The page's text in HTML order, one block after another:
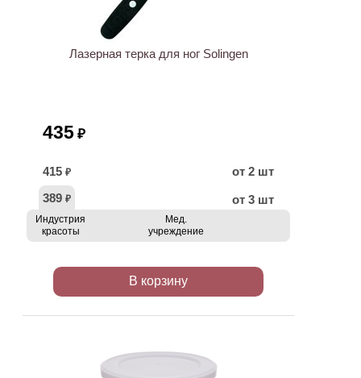
Лазерная терка для ног Solingen
435 ₽
415 ₽
от 2 шт
389 ₽ от 3 шт
Индустрия
красоты
Мед.
учреждение
В корзину